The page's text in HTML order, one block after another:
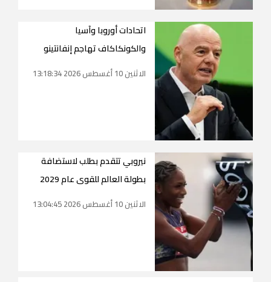
اتحادات أوروبا وآسيا
والكونكاكاف تهاجم إنفانتينو
الاثنين 10 أغسطس 2026 13:18:34
نيروبي تتقدم بطلب لاستضافة
بطولة العالم للقوى عام 2029
الاثنين 10 أغسطس 2026 13:04:45